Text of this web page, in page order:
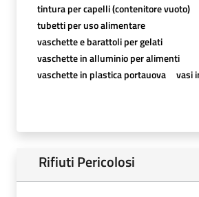
tintura per capelli (contenitore vuoto)
tubetti per uso alimentare
vaschette e barattoli per gelati
vaschette in alluminio per alimenti
vaschette in plastica portauova
vasi
Rifiuti Pericolosi